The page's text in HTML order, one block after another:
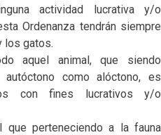
actividad lucrativa y/o
Ordenanza tendrán siempre
los gatos.
aquel animal, que siendo
como alóctono, es
con fines lucrativos y/o
perteneciendo a la fauna